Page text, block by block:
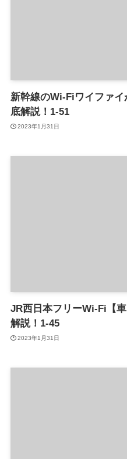
新幹線のWi-Fiワイファ
底解説！1-51
2023年1月31日
JR西日本フリーWi-Fi【
解説！1-45
2023年1月31日